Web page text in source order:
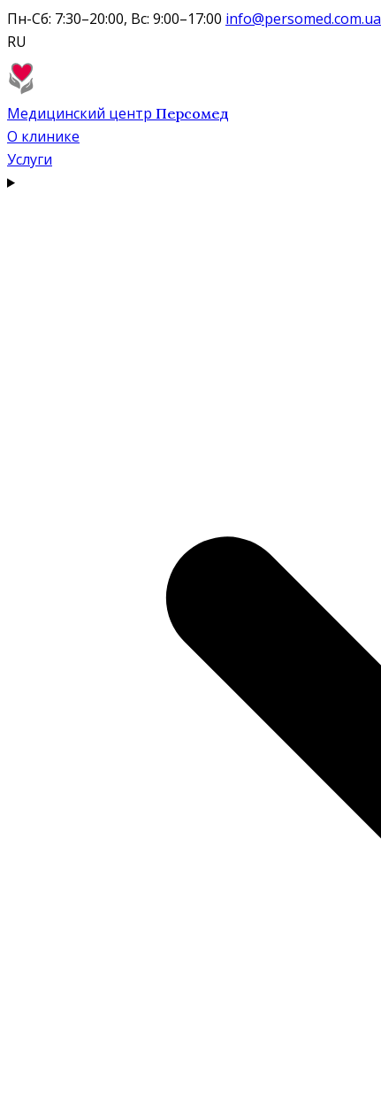
Пн-Сб: 7:30–20:00, Вс: 9:00–17:00 info@persomed.com.ua
RU
Медицинский центр Персомед
О клинике
Услуги